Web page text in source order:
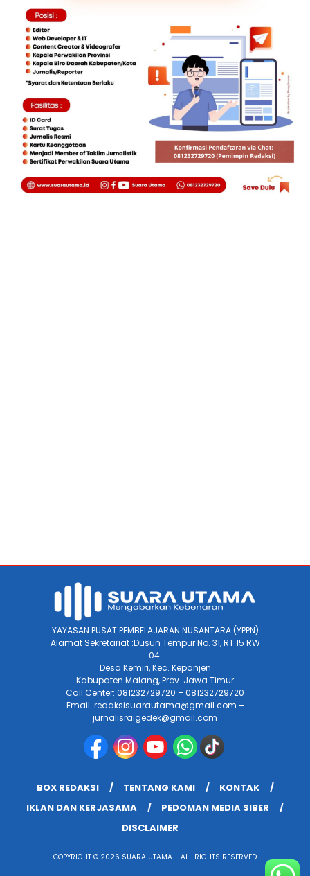
YAYASAN PUSAT PEMBELAJARAN NUSANTARA (YPPN)
Alamat Sekretariat :Dusun Tempur No. 31, RT 15 RW
04.
Desa Kemiri, Kec. Kepanjen
Kabupaten Malang, Prov. Jawa Timur
Call Center: 081232729720 – 081232729720
Email: redaksisuarautama@gmail.com –
jurnalisraigedek@gmail.com
BOX REDAKSI TENTANG KAMI
KONTAK
IKLAN DAN KERJASAMA
PEDOMAN MEDIA SIBER
DISCLAIMER
COPYRIGHT © 2026 SUARA UTAMA - ALL RIGHTS RESERVED